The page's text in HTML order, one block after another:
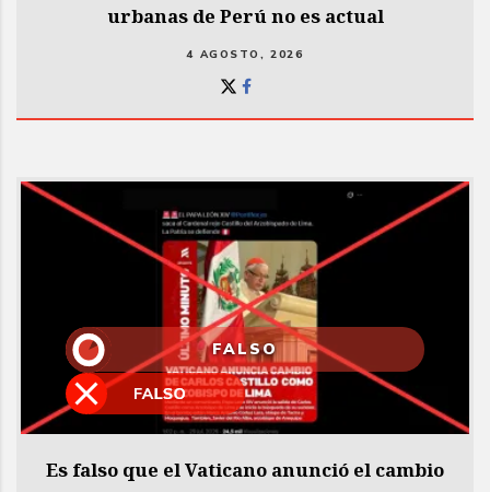
urbanas de Perú no es actual
4 AGOSTO, 2026
FALSO
Es falso que el Vaticano anunció el cambio